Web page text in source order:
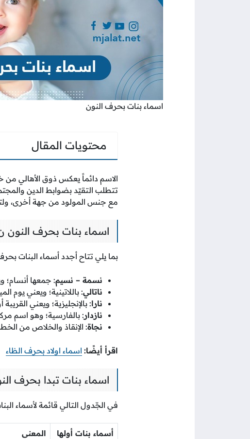
اسماء بنات بحرف النون
محتويات المقال
الاسم دائماً يعكس ذوق الأهالي من
تتطلب التقيّد بضوابط الدين
مع جنس المولود من جهة أخرى،
اسماء بنات بحرف النون ن 2025
بما يلي تتاح أجدد أسماء البنات بحرف النون 2025 والمعاني
نسمة – نسيم: جمعها أنسام؛
ناتالي: باللاتينية؛ ويعني يوم
نارا: بالإنجليزية؛ ويعني
نازدار: بالفارسية؛ وهو اسم
نجاة: الإنقاذ والخلاص من
اقرأ أيضًا: اسماء اولاد بحرف الظاء
اسماء بنات تبدا بحرف
في الجّدول التالي قائمة لأسماء
أسماء بنات أولها
المعنى